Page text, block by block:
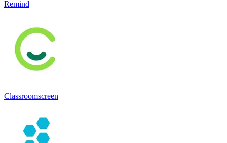
Remind
Classroomscreen